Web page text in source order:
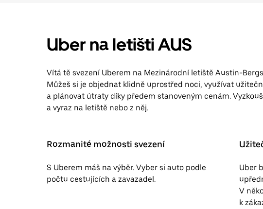
Uber na letišti AUS
Vítá tě svezení Uberem na Mezinárodní letiště Austin-
Můžeš si je objednat klidně uprostřed noci, využívat
a plánovat útraty díky předem stanoveným cenám.
a vyraz na letiště nebo z něj.
Rozmanité možnosti svezení
S Uberem máš na výběr. Vyber si auto podle
počtu cestujících a zavazadel.
Uber
V
k